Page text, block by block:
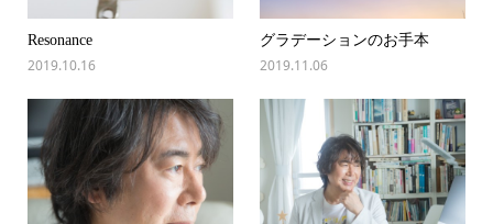
Resonance
2019.10.16
グラデーションのお手本
2019.11.06